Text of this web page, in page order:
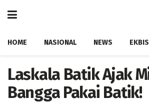
HOME NASIONAL NEWS EKBIS
Laskala Batik Ajak
Bangga Pakai Batik!